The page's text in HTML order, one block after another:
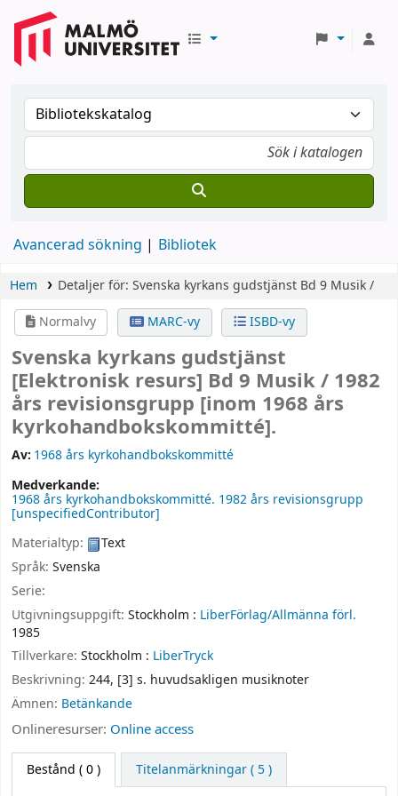
Avancerad sökning Bibliotek
Hem Detaljer för: Svenska kyrkans gudstjänst Bd 9 Musik /
Normalvy
MARC-vy ISBD-vy
Svenska kyrkans gudstjänst
[Elektronisk resurs] Bd 9 Musik / 1982
års revisionsgrupp [inom 1968 års
kyrkohandbokskommitté].
Av: 1968 års kyrkohandbokskommitté
Medverkande:
1968 års kyrkohandbokskommitté. 1982 års revisionsgrupp
[unspecifiedContributor]
Materialtyp:
Text
Språk: Svenska
Serie:
Utgivningsuppgift: Stockholm : LiberFörlag/Allmänna förl.
1985
Tillverkare: Stockholm : LiberTryck
Beskrivning: 244, [3] s. huvudsakligen musiknoter
Ämnen: Betänkande
Onlineresurser: Online access
Bestånd ( 0 ) Titelanmärkningar ( 5 )